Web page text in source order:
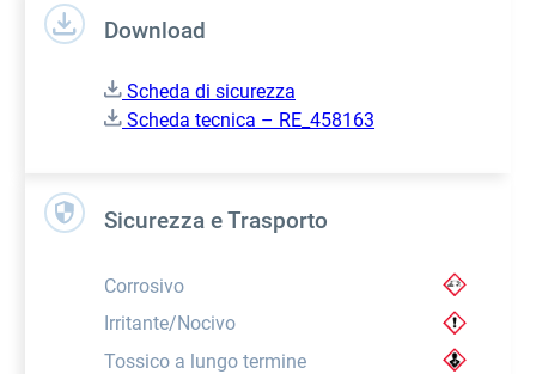
Download
Scheda di sicurezza
Scheda tecnica – RE_458163
Sicurezza e Trasporto
Corrosivo
Irritante/Nocivo
Tossico a lungo termine